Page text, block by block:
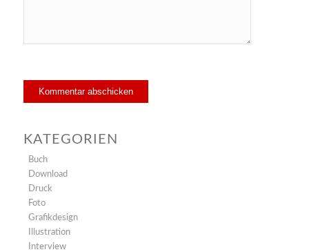
Menü
KATEGORIEN
Buch
Download
Druck
Foto
Grafikdesign
Illustration
Interview